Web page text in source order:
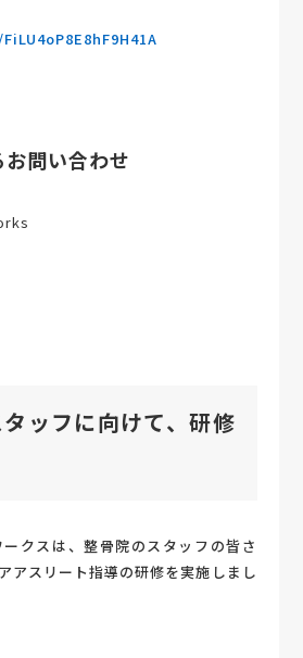
問い合わせ
ッフに向けて、研修
クスは、整骨院のスタッフの皆さ
アスリート指導の研修を実施しまし